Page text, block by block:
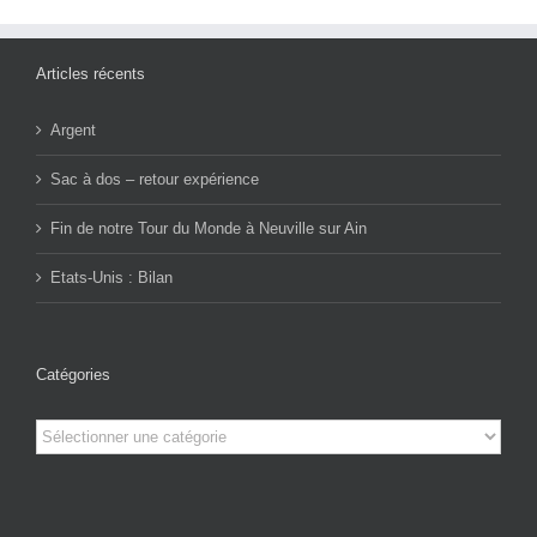
Articles récents
Argent
Sac à dos – retour expérience
Fin de notre Tour du Monde à Neuville sur Ain
Etats-Unis : Bilan
Catégories
Catégories